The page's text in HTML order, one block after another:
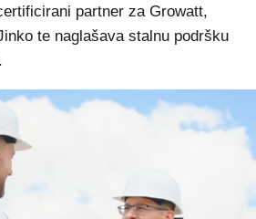
partner za Growatt,
te naglašava stalnu podršku